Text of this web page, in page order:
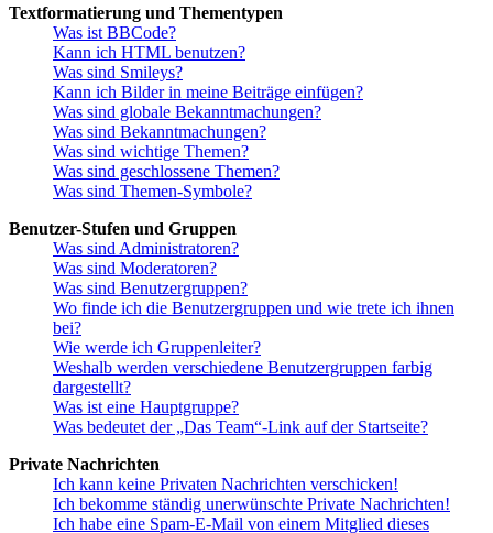
Textformatierung und Thementypen
Was ist BBCode?
Kann ich HTML benutzen?
Was sind Smileys?
Kann ich Bilder in meine Beiträge einfügen?
Was sind globale Bekanntmachungen?
Was sind Bekanntmachungen?
Was sind wichtige Themen?
Was sind geschlossene Themen?
Was sind Themen-Symbole?
Benutzer-Stufen und Gruppen
Was sind Administratoren?
Was sind Moderatoren?
Was sind Benutzergruppen?
Wo finde ich die Benutzergruppen und wie trete ich ihnen
bei?
Wie werde ich Gruppenleiter?
Weshalb werden verschiedene Benutzergruppen farbig
dargestellt?
Was ist eine Hauptgruppe?
Was bedeutet der „Das Team“-Link auf der Startseite?
Private Nachrichten
Ich kann keine Privaten Nachrichten verschicken!
Ich bekomme ständig unerwünschte Private Nachrichten!
Ich habe eine Spam-E-Mail von einem Mitglied dieses